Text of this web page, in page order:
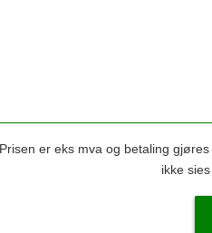
Prisen er eks mva og betaling
ikke